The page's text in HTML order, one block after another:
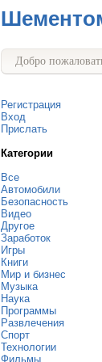
Добро
Регистрация
Вход
Прислать
Категории
Все
Автомобили
Безопасность
Видео
Другое
Заработок
Игры
Книги
Мир и бизнес
Музыка
Наука
Программы
Развлечения
Спорт
Технологии
Фильмы